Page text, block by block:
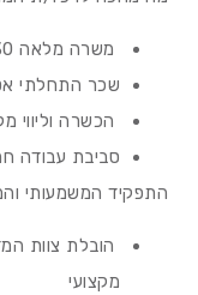
משרה מלאה 9:00-17:30 עם גמישות בשעות
שכר התחלתי
הכשרה וליווי
סביבת עבודה
התפקיד המשמעותי
הובלת צוות
מקצועי